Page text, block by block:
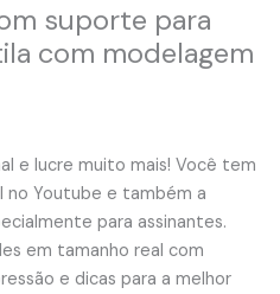
suporte para
com modelagem
e lucre muito mais! Você tem
no Youtube e também a
para assinantes.
em tamanho real com
e dicas para a melhor